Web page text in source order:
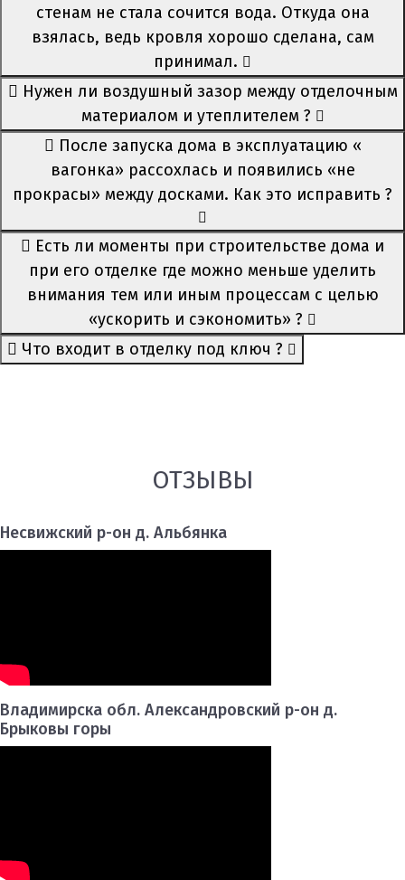
стенам не стала сочится вода. Откуда она
взялась, ведь кровля хорошо сделана, сам
принимал.
материалом и утеплителем ?
вагонка» рассохлась и появились «не
при его отделке где можно меньше уделить
внимания тем или иным процессам с целью
«ускорить и сэкономить» ?
Что входит в отделку под ключ ?
ОТЗЫВЫ
Несвижский р-он д. Альбянка
Владимирска обл. Александровский р-он д.
Брыковы горы